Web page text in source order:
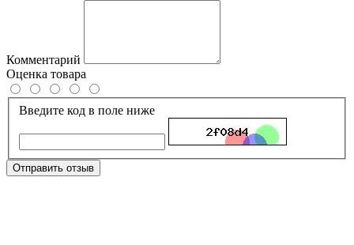
Комментарий
Оценка товара
Введите код в поле ниже
Отправить отзыв